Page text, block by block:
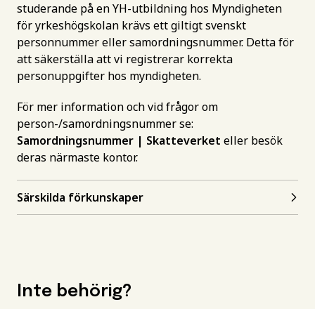
studerande på en YH-utbildning hos Myndigheten
för yrkeshögskolan krävs ett giltigt svenskt
personnummer eller samordningsnummer. Detta för
att säkerställa att vi registrerar korrekta
personuppgifter hos myndigheten.
För mer information och vid frågor om
person-/samordningsnummer se:
Samordningsnummer | Skatteverket eller besök
deras närmaste kontor.
Särskilda förkunskaper
Inte behörig?